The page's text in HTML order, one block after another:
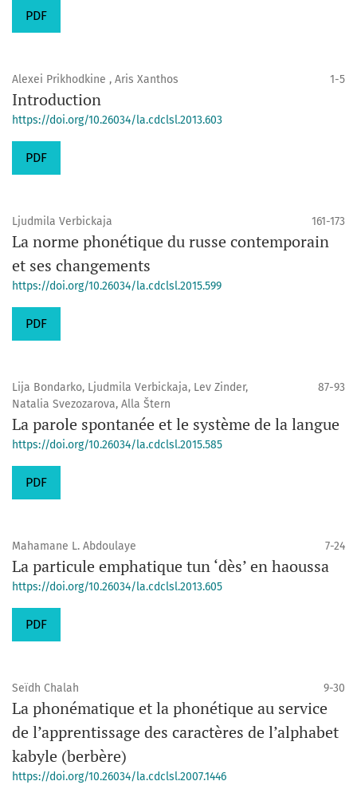
PDF
Alexei Prikhodkine , Aris Xanthos 1-5
Introduction
https://doi.org/10.26034/la.cdclsl.2013.603
PDF
Ljudmila Verbickaja 161-173
La norme phonétique du russe contemporain
et ses changements
https://doi.org/10.26034/la.cdclsl.2015.599
PDF
Lija Bondarko, Ljudmila Verbickaja, Lev Zinder,
Natalia Svezozarova, Alla Štern
87-93
La parole spontanée et le système de la langue
https://doi.org/10.26034/la.cdclsl.2015.585
PDF
Mahamane L. Abdoulaye 7-24
La particule emphatique tun ‘dès’ en haoussa
https://doi.org/10.26034/la.cdclsl.2013.605
PDF
Seïdh Chalah 9-30
La phonématique et la phonétique au service
de l’apprentissage des caractères de l’alphabet
kabyle (berbère)
https://doi.org/10.26034/la.cdclsl.2007.1446